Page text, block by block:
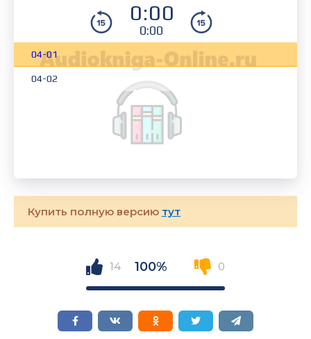
0:00
0:00
04-01
04-02
Купить полную версию тут
14 100% 0